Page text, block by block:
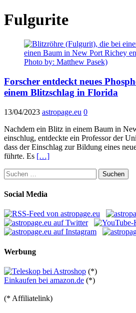
Fulgurite
Forscher entdeckt neues
einem Blitzschlag in Florida
13/04/2023 astropage.eu 0
Nachdem ein Blitz in einem Baum in
einschlug, entdeckte ein Professor der
dass der Einschlag zur Bildung eines
führte. Es […]
Suchen
nach:
Social Media
Werbung
(*)
Einkaufen bei amazon.de (*)
(* Affiliatelink)